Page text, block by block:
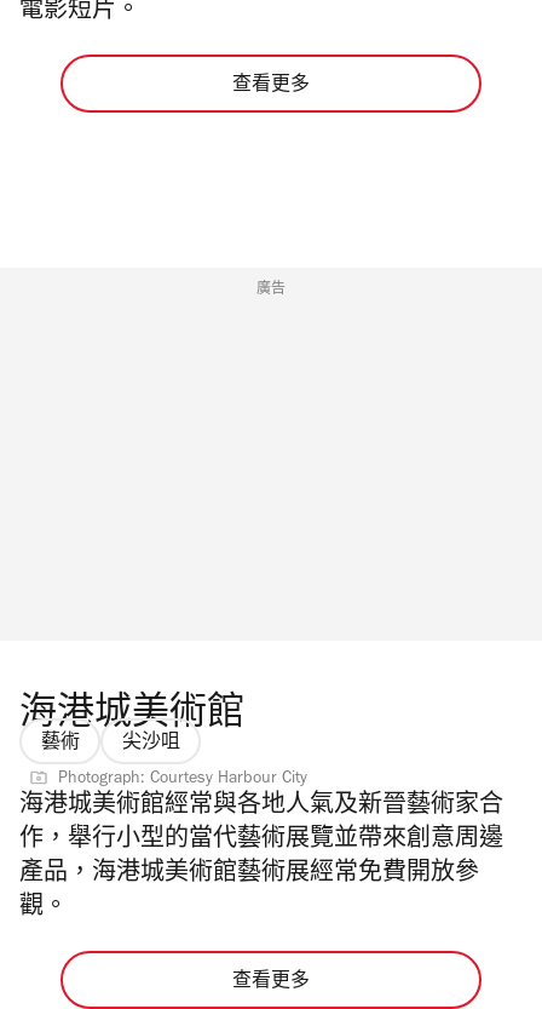
電影短片。
查看更多
廣告
海港城美術館
藝術 尖沙咀
Photograph: Courtesy Harbour City
海港城美術館經常與各地人氣及新晉藝術家合
作，舉行小型的當代藝術展覽並帶來創意周邊
產品，海港城美術館藝術展經常免費開放參
觀。
查看更多